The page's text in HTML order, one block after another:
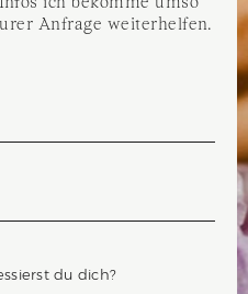
Anfrage weiterhelfen.